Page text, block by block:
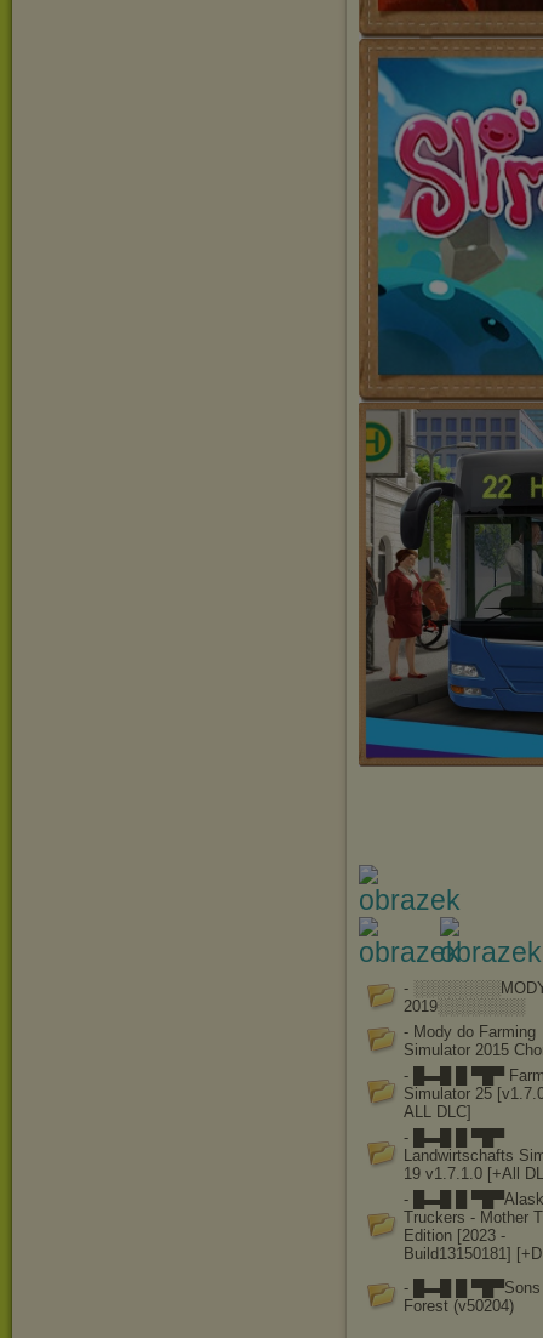
-
2019░░░░░░░░
- Mody do Farming
Simulator 2015
- █▬█ █ ▀█▀
Simulator 25
ALL DLC]
- █▬█ █ ▀█▀
Landwirtschafts
19 v1.7.1.0 [+All
- █▬█ █
Truckers - Mother
Edition [2023 -
Build13150181]
- █▬█ █ ▀█▀Sons
Forest (v50204)